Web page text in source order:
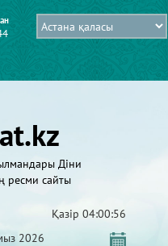
Діни
ресми сайты
Қазір 04:00:56
2026